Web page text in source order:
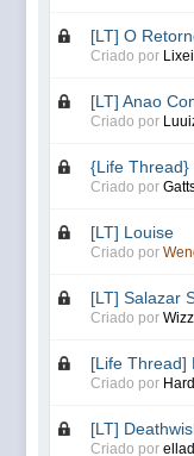
[LT] O
Criado por
[LT] Anao
Criado por
{Life Thread}
Criado por
[LT] Louise
Criado por
[LT] Salazar
Criado por
[Life Thread]
Criado por
[LT]
Criado por